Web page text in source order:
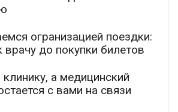
огранизацией поездки:
врачу до покупки билетов
а медицинский
с вами на связи